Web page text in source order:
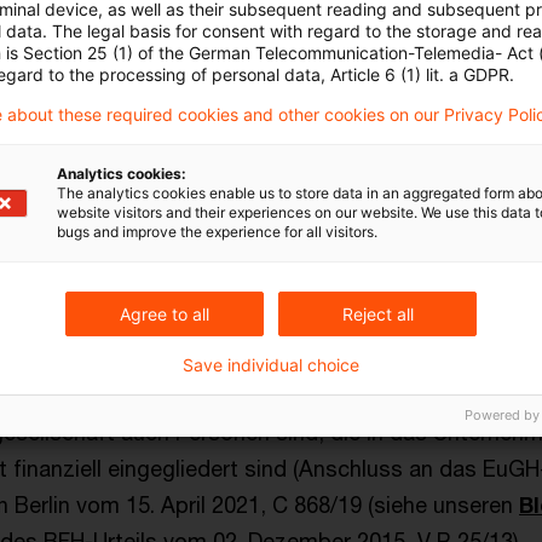
und Entscheidung an das Finanzgericht
zwar zutreffend entschieden, dass im Streitfall
eine Organschaft nach § 2 Abs. 2 Nr. 2
(UStG) vorliegt. Es hat aber nicht hinreichend
der KG im Hinblick auf diese
Organträger für seine Steuerfestsetzung einen
einem zweiten Rechtsgang weitere Feststellungen
mit einer "kapitalistischen Struktur"
wenn neben dem Organträger Gesellschafter
auch Personen sind, die in das
finanziell eingegliedert sind (Anschluss an das
vom 15. April 2021, C 868/19 (siehe unseren
device, as well as their subsequent reading and subsequent
data. The legal basis for consent with regard to the storage and
is Section 25 (1) of the German Telecommunication-Telemedia- Act
to the processing of personal data, Article 6 (1) lit. a GDPR.
about these required cookies and other cookies on our Privacy
Analytics cookies:
The analytics cookies enable us to store data in an aggregated form
website visitors and their experiences on our website. We use this data
bugs and improve the experience for all visitors.
Agree to all Reject all
Save individual choice
Powered by